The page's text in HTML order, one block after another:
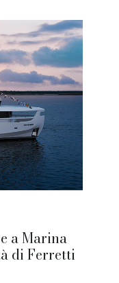
a Marina
di Ferretti